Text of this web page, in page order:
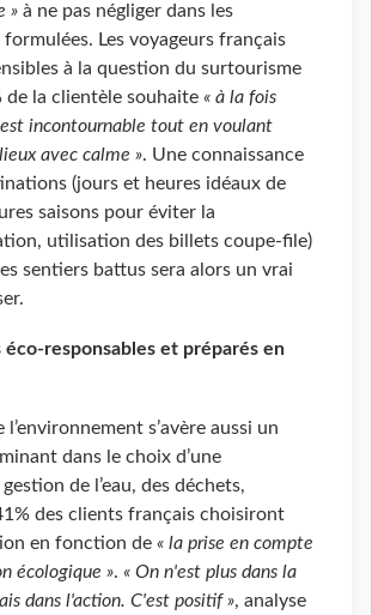
» à ne pas négliger dans les
Les voyageurs français
à la question du surtourisme
de la clientèle souhaite « à la fois
incontournable tout en voulant
avec calme ». Une connaissance
(jours et heures idéaux de
saisons pour éviter la
utilisation des billets coupe-file)
sentiers battus sera alors un vrai
éco-responsables et préparés en
l’environnement s’avère aussi un
dans le choix d’une
de l’eau, des déchets,
des clients français choisiront
en fonction de « la prise en compte
écologique ». « On n'est plus dans la
dans l'action. C'est positif », analyse